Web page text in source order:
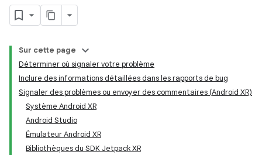
Sur cette page
Déterminer où signaler votre problème
Inclure des informations détaillées dans les rapports de bug
Signaler des problèmes ou envoyer des commentaires (Android XR)
Système Android XR
Android Studio
Émulateur Android XR
Bibliothèques du SDK Jetpack XR